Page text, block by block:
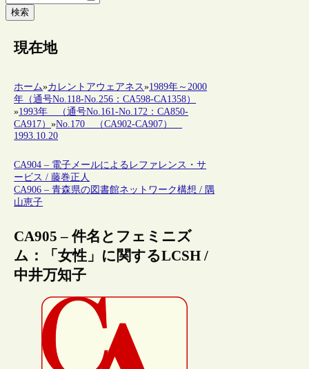
検索
現在地
ホーム»カレントアウェアネス»1989年～2000
年（通号No.118-No.256：CA598-CA1358）
»1993年 （通号No.161-No.172：CA850-
CA917）»No.170 （CA902-CA907）
1993.10.20
CA904 – 電子メールによるレファレンス・サ
ービス / 藤巻正人
CA906 – 青森県の図書館ネットワーク構想 / 隅
山恵子
CA905 – 件名とフェミニズ
ム：「女性」に関するLCSH /
中井万知子